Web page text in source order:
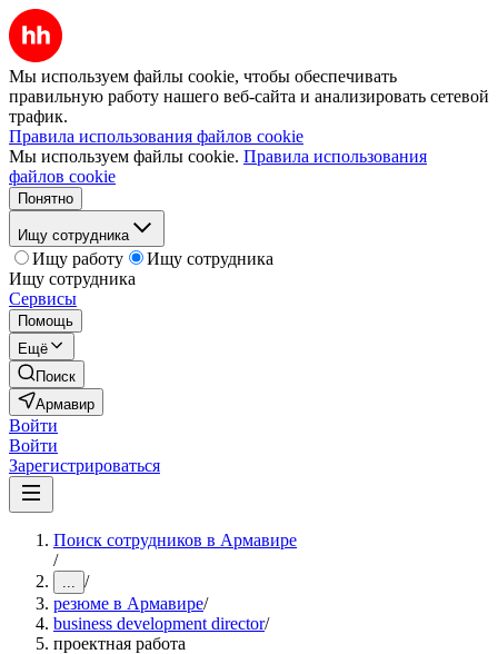
Мы используем файлы cookie, чтобы обеспечивать
правильную работу нашего веб-сайта и анализировать сетевой
трафик.
Правила использования файлов cookie
Мы используем файлы cookie. Правила использования
файлов cookie
Понятно
Ищу сотрудника
Ищу работу
Ищу сотрудника
Ищу сотрудника
Сервисы
Помощь
Ещё
Поиск
Армавир
Войти
Войти
Зарегистрироваться
Поиск сотрудников в Армавире
/
... /
резюме в Армавире/
business development director/
проектная работа